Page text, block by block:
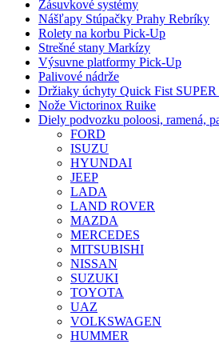
Zásuvkové systémy
Nášľapy Stúpačky Prahy Rebríky
Rolety na korbu Pick-Up
Strešné stany Markízy
Výsuvne platformy Pick-Up
Palivové nádrže
Držiaky úchyty Quick Fist
Nože Victorinox Ruike
Diely podvozku poloosi, ramená,
FORD
ISUZU
HYUNDAI
JEEP
LADA
LAND ROVER
MAZDA
MERCEDES
MITSUBISHI
NISSAN
SUZUKI
TOYOTA
UAZ
VOLKSWAGEN
HUMMER